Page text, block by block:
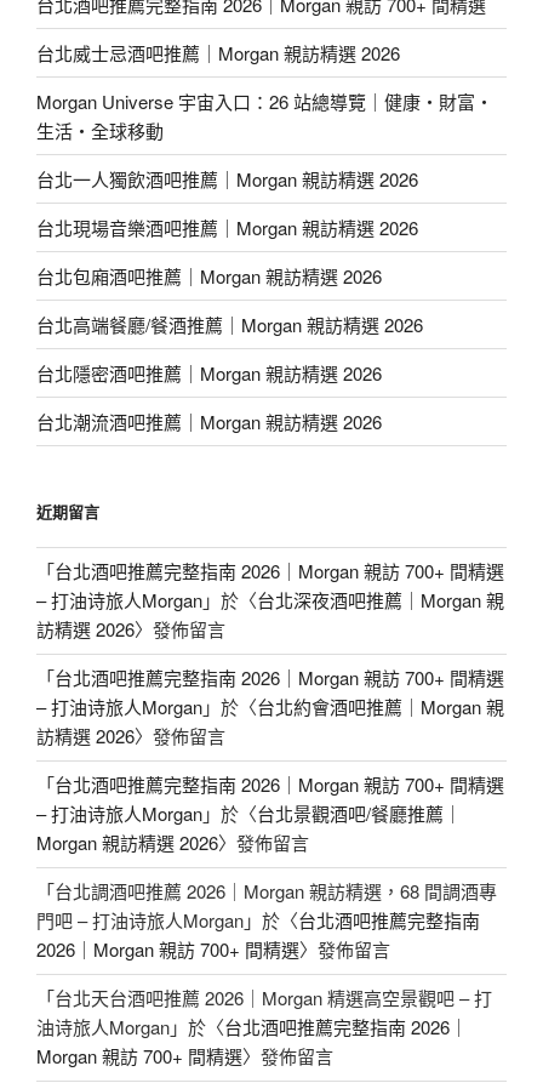
台北威士忌酒吧推薦｜Morgan 親訪精選 2026
Morgan Universe 宇宙入口：26 站總導覽｜健康・財富・
生活・全球移動
台北一人獨飲酒吧推薦｜Morgan 親訪精選 2026
台北現場音樂酒吧推薦｜Morgan 親訪精選 2026
台北包廂酒吧推薦｜Morgan 親訪精選 2026
台北高端餐廳/餐酒推薦｜Morgan 親訪精選 2026
台北隱密酒吧推薦｜Morgan 親訪精選 2026
台北潮流酒吧推薦｜Morgan 親訪精選 2026
近期留言
「台北酒吧推薦完整指南 2026｜Morgan 親訪 700+ 間精選
– 打油诗旅人Morgan」於〈台北深夜酒吧推薦｜Morgan 親
訪精選 2026〉發佈留言
「台北酒吧推薦完整指南 2026｜Morgan 親訪 700+ 間精選
– 打油诗旅人Morgan」於〈台北約會酒吧推薦｜Morgan 親
訪精選 2026〉發佈留言
「台北酒吧推薦完整指南 2026｜Morgan 親訪 700+ 間精選
– 打油诗旅人Morgan」於〈台北景觀酒吧/餐廳推薦｜
Morgan 親訪精選 2026〉發佈留言
「台北調酒吧推薦 2026｜Morgan 親訪精選，68 間調酒專
門吧 – 打油诗旅人Morgan」於〈台北酒吧推薦完整指南
2026｜Morgan 親訪 700+ 間精選〉發佈留言
「台北天台酒吧推薦 2026｜Morgan 精選高空景觀吧 – 打
油诗旅人Morgan」於〈台北酒吧推薦完整指南 2026｜
Morgan 親訪 700+ 間精選〉發佈留言